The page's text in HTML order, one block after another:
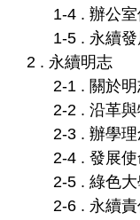
1-4 . 辦公
1-5 . 永續
2 . 永續明志
2-1 . 關於
2-2 . 沿革
2-3 . 辦學
2-4 . 發展
2-5 . 綠色大
2-6 . 永續